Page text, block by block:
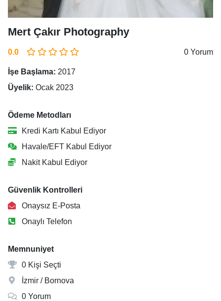
Mert Çakır Photography
0.0 0 Yorum
İşe Başlama: 2017
Üyelik: Ocak 2023
Ödeme Metodları
Kredi Kartı Kabul Ediyor
Havale/EFT Kabul Ediyor
Nakit Kabul Ediyor
Güvenlik Kontrolleri
Onaysız E-Posta
Onaylı Telefon
Memnuniyet
0 Kişi Seçti
İzmir / Bornova
0 Yorum